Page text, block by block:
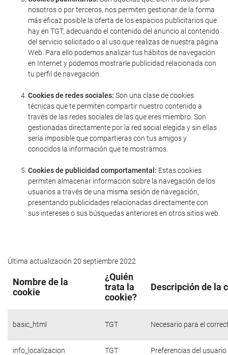
nosotros o por terceros, nos permiten gestionar de la forma
más eficaz posible la oferta de los espacios publicitarios que
hay en TGT, adecuando el contenido del anuncio al contenido
del servicio solicitado o al uso que realizas de nuestra página
Web. Para ello podemos analizar tus hábitos de navegación
en Internet y podemos mostrarle publicidad relacionada con
tu perfil de navegación.
Cookies de redes sociales: Son una clase de cookies
técnicas que te permiten compartir nuestro contenido a
través de las redes sociales de las que eres miembro. Son
gestionadas directamente por la red social elegida y sin ellas
sería imposible que compartieras con tus amigos y
conocidos la información que te mostramos.
Cookies de publicidad comportamental: Estas cookies
permiten almacenar información sobre la navegación de los
usuarios a través de una misma sesión de navegación,
presentando publicidades relacionadas directamente con
sus intereses o sus búsquedas anteriores en otros sitios web.
Última actualización 20 septiembre 2022
Nombre de la
cookie
¿Quién
trata la
cookie?
Descripción de la
basic_html TGT Necesario para el
info_localizacion TGT Preferencias del